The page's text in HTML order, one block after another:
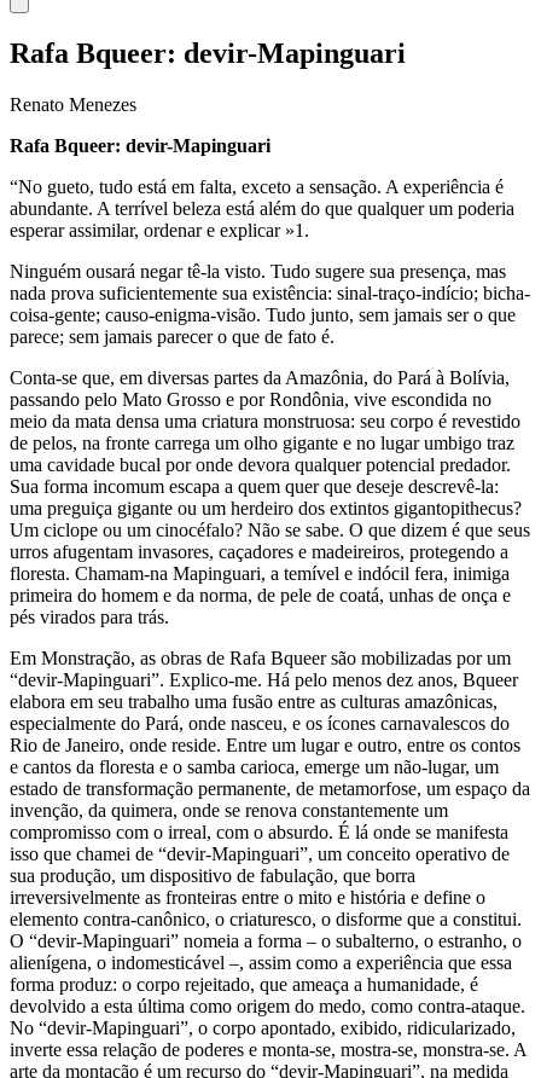
Rafa Bqueer: devir-Mapinguari
Renato Menezes
Rafa Bqueer: devir-Mapinguari
“No gueto, tudo está em falta, exceto a sensação. A experiência é
abundante. A terrível beleza está além do que qualquer um poderia
esperar assimilar, ordenar e explicar »1.
Ninguém ousará negar tê-la visto. Tudo sugere sua presença, mas
nada prova suficientemente sua existência: sinal-traço-indício; bicha-
coisa-gente; causo-enigma-visão. Tudo junto, sem jamais ser o que
parece; sem jamais parecer o que de fato é.
Conta-se que, em diversas partes da Amazônia, do Pará à Bolívia,
passando pelo Mato Grosso e por Rondônia, vive escondida no
meio da mata densa uma criatura monstruosa: seu corpo é revestido
de pelos, na fronte carrega um olho gigante e no lugar umbigo traz
uma cavidade bucal por onde devora qualquer potencial predador.
Sua forma incomum escapa a quem quer que deseje descrevê-la:
uma preguiça gigante ou um herdeiro dos extintos gigantopithecus?
Um ciclope ou um cinocéfalo? Não se sabe. O que dizem é que seus
urros afugentam invasores, caçadores e madeireiros, protegendo a
floresta. Chamam-na Mapinguari, a temível e indócil fera, inimiga
primeira do homem e da norma, de pele de coatá, unhas de onça e
pés virados para trás.
Em Monstração, as obras de Rafa Bqueer são mobilizadas por um
“devir-Mapinguari”. Explico-me. Há pelo menos dez anos, Bqueer
elabora em seu trabalho uma fusão entre as culturas amazônicas,
especialmente do Pará, onde nasceu, e os ícones carnavalescos do
Rio de Janeiro, onde reside. Entre um lugar e outro, entre os contos
e cantos da floresta e o samba carioca, emerge um não-lugar, um
estado de transformação permanente, de metamorfose, um espaço da
invenção, da quimera, onde se renova constantemente um
compromisso com o irreal, com o absurdo. É lá onde se manifesta
isso que chamei de “devir-Mapinguari”, um conceito operativo de
sua produção, um dispositivo de fabulação, que borra
irreversivelmente as fronteiras entre o mito e história e define o
elemento contra-canônico, o criaturesco, o disforme que a constitui.
O “devir-Mapinguari” nomeia a forma – o subalterno, o estranho, o
alienígena, o indomesticável –, assim como a experiência que essa
forma produz: o corpo rejeitado, que ameaça a humanidade, é
devolvido a esta última como origem do medo, como contra-ataque.
No “devir-Mapinguari”, o corpo apontado, exibido, ridicularizado,
inverte essa relação de poderes e monta-se, mostra-se, monstra-se. A
arte da montação é um recurso do “devir-Mapinguari”, na medida